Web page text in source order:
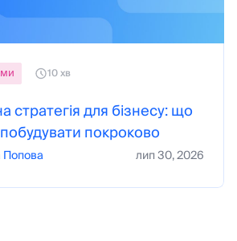
10 хв
стратегія для бізнесу: що
побудувати покроково
лип 30, 2026